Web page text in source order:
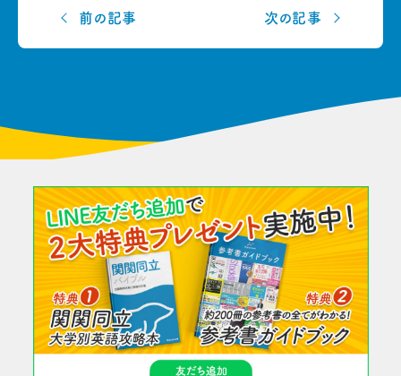
前の記事 次の記事